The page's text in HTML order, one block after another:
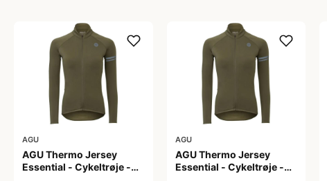
AGU
AGU Thermo Jersey
Essential - Cykeltrøje -
AGU
AGU Thermo Jersey
Essential - Cykeltrøje -